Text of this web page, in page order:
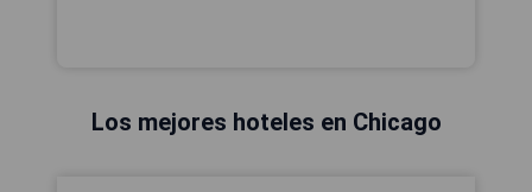
Los mejores hoteles en Chicago